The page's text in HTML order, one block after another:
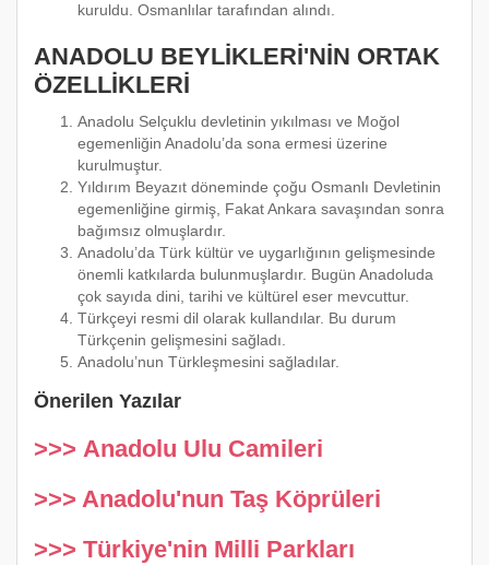
kuruldu. Osmanlılar tarafından alındı.
ANADOLU BEYLİKLERİ'NİN ORTAK
ÖZELLİKLERİ
Anadolu Selçuklu devletinin yıkılması ve Moğol
egemenliğin Anadolu’da sona ermesi üzerine
kurulmuştur.
Yıldırım Beyazıt döneminde çoğu Osmanlı Devletinin
egemenliğine girmiş, Fakat Ankara savaşından sonra
bağımsız olmuşlardır.
Anadolu’da Türk kültür ve uygarlığının gelişmesinde
önemli katkılarda bulunmuşlardır. Bugün Anadoluda
çok sayıda dini, tarihi ve kültürel eser mevcuttur.
Türkçeyi resmi dil olarak kullandılar. Bu durum
Türkçenin gelişmesini sağladı.
Anadolu’nun Türkleşmesini sağladılar.
Önerilen Yazılar
>>> Anadolu Ulu Camileri
>>> Anadolu'nun Taş Köprüleri
>>> Türkiye'nin Milli Parkları